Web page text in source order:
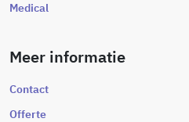
Medical
Meer informatie
Contact
Offerte